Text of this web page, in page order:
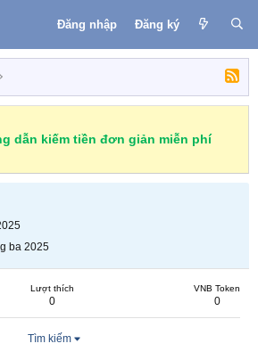
Đăng nhập Đăng ký
dẫn kiếm tiền đơn giản miễn phí
ba 2025
Lượt thích
0
VNB Token
0
Tìm kiếm